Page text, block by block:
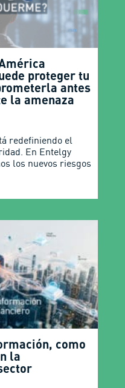
proteger tu
antes
la amenaza
redefiniendo el
En Entelgy
los nuevos riesgos
como
la